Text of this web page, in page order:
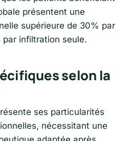
présentent une
supérieure de 30% par
infiltration seule.
selon la
ses particularités
nécessitant une